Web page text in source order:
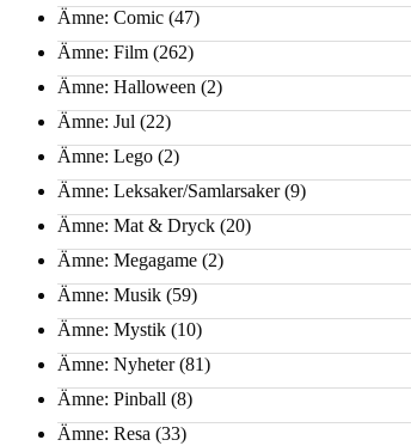
Ämne: Comic (47)
Ämne: Film (262)
Ämne: Halloween (2)
Ämne: Jul (22)
Ämne: Lego (2)
Ämne: Leksaker/Samlarsaker(9)
Ämne: Mat & Dryck (20)
Ämne: Megagame (2)
Ämne: Musik (59)
Ämne: Mystik (10)
Ämne: Nyheter(81)
Ämne: Pinball (8)
Ämne: Resa (33)